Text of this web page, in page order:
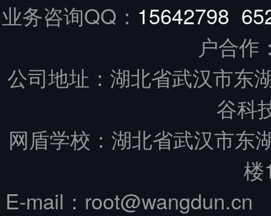
业务咨询QQ： 15642798
户合作
公司地址：湖北省武汉市东
谷科
网盾学校：湖北省武汉市东
楼
E-mail：